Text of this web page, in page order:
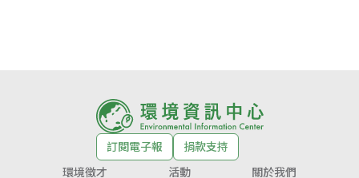
訂閱電子報
捐款支持
環境徵才
活動 關於我們